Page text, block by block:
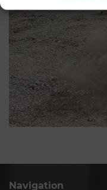
Navigation